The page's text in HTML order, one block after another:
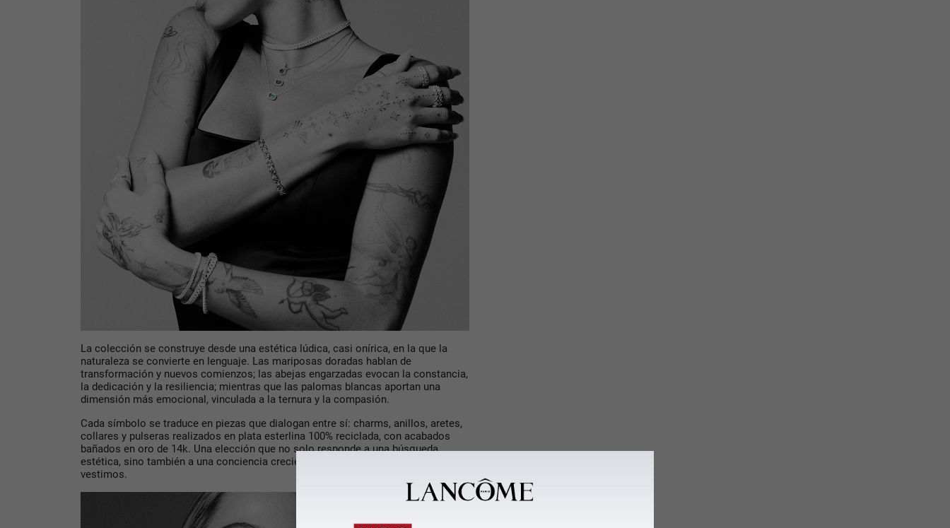
La colección se construye desde una estética lúdica, casi onírica, en la que la
naturaleza se convierte en lenguaje. Las mariposas doradas hablan de
transformación y nuevos comienzos; las abejas engarzadas evocan la constancia,
la dedicación y la resiliencia; mientras que las palomas blancas aportan una
dimensión más emocional, vinculada a la ternura y la compasión.
Cada símbolo se traduce en piezas que dialogan entre sí: charms, anillos, aretes,
collares y pulseras realizados en plata esterlina 100% reciclada, con acabados
bañados en oro de 14k. Una elección que no solo responde a una búsqueda
estética, sino también a una conciencia creciente sobre el origen de lo que
vestimos.